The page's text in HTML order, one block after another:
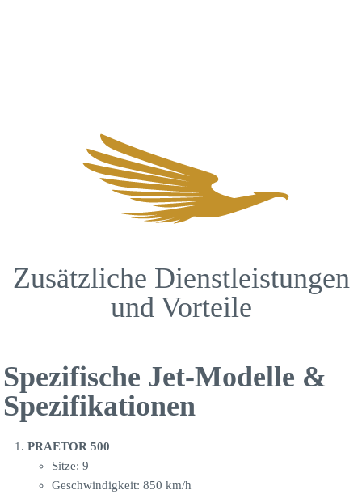
Zusätzliche Dienstleistungen
und Vorteile
Spezifische Jet-Modelle &
Spezifikationen
PRAETOR 500
Sitze: 9
Geschwindigkeit: 850 km/h